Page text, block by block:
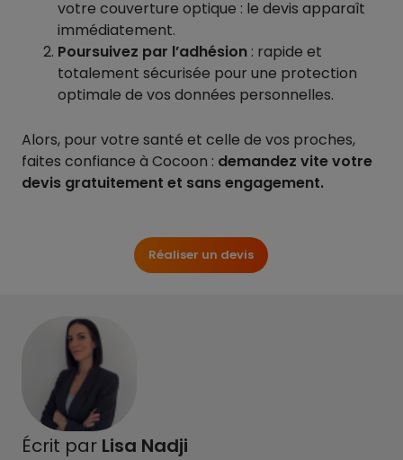
votre couverture optique : le devis apparaît
immédiatement.
Poursuivez par l’adhésion : rapide et
totalement sécurisée pour une protection
optimale de vos données personnelles.
Alors, pour votre santé et celle de vos proches,
faites confiance à Cocoon : demandez vite votre
devis gratuitement et sans engagement.
Réaliser un devis
Écrit par Lisa Nadji